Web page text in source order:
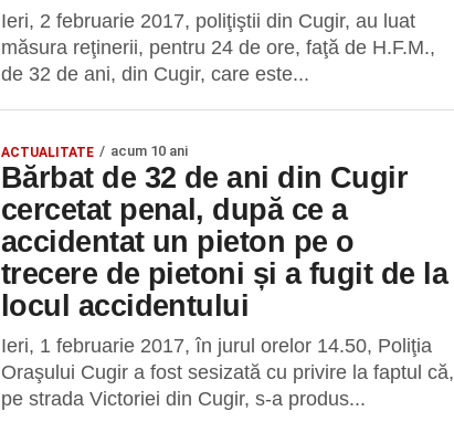
Ieri, 2 februarie 2017, poliţiştii din Cugir, au luat
măsura reţinerii, pentru 24 de ore, faţă de H.F.M.,
de 32 de ani, din Cugir, care este...
ACTUALITATE acum 10 ani
Bărbat de 32 de ani din Cugir
cercetat penal, după ce a
accidentat un pieton pe o
trecere de pietoni și a fugit de la
locul accidentului
Ieri, 1 februarie 2017, în jurul orelor 14.50, Poliţia
Oraşului Cugir a fost sesizată cu privire la faptul că,
pe strada Victoriei din Cugir, s-a produs...